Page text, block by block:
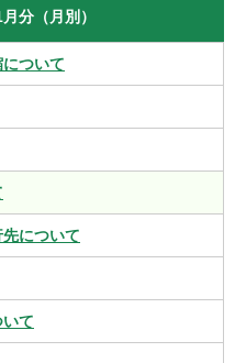
分（月別）
ついて
について
て